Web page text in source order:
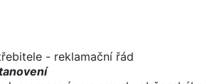
- reklamační řád